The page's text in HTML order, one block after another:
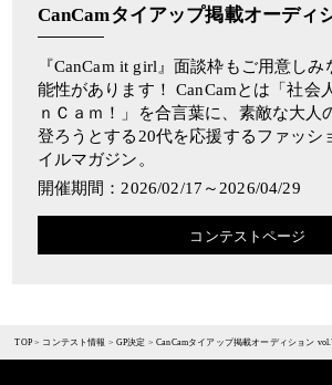
CanCamタイアップ掲載オーディ
『CanCam it girl』面談枠もご用意し
能性があります！ CanCamとは「社会
ｎＣａｍ！」を合言葉に、素敵な大人
登ろうとする20代を応援するファッシ
イルマガジン。
開催期間：2026/02/17～2026/04/29
コンテストページ
TOP> コンテスト情報 >GP決定 >CanCamタイアップ掲載オーディション